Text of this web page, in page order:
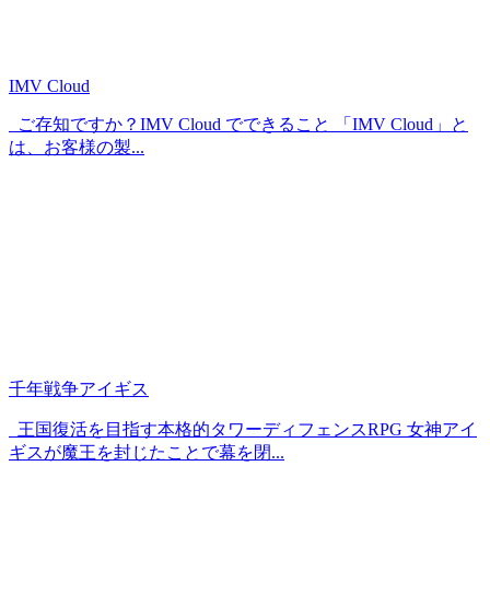
IMV Cloud
ご存知ですか？IMV Cloud でできること 「IMV Cloud」と
は、お客様の製...
千年戦争アイギス
王国復活を目指す本格的タワーディフェンスRPG 女神アイ
ギスが魔王を封じたことで幕を閉...